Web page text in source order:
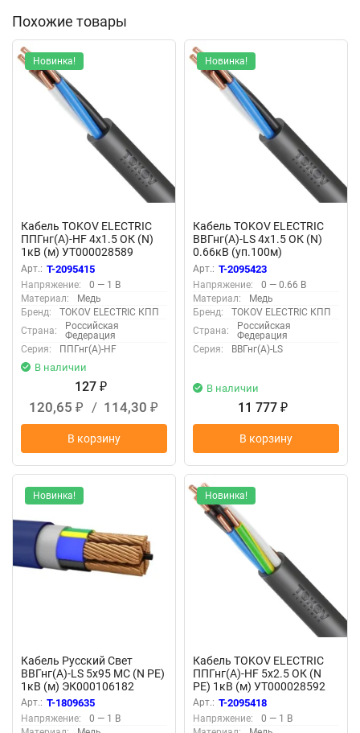
Похожие товары
Новинка!
Кабель TOKOV ELECTRIC
ППГнг(А)-HF 4х1.5 ОК (N)
1кВ (м) УТ000028589
Арт.: T-2095415
Напряжение:
0 — 1 В
Материал:
Медь
Бренд:
TOKOV ELECTRIC КПП
Страна:
Российская
Федерация
Серия:
ППГнг(А)-HF
В наличии
127 ₽
120,65 ₽ / 114,30 ₽
В корзину
Новинка!
Кабель TOKOV ELECTRIC
ВВГнг(А)-LS 4х1.5 ОК (N)
0.66кВ (уп.100м)
УТ000028424
Арт.: T-2095423
Напряжение:
0 — 0.66 В
Материал:
Медь
Бренд:
TOKOV ELECTRIC КПП
Страна:
Российская
Федерация
Серия:
ВВГнг(А)-LS
В наличии
11 777 ₽
В корзину
Новинка!
Кабель Русский Свет
ВВГнг(А)-LS 5х95 МС (N PE)
1кВ (м) ЭК000106182
Арт.: T-1809635
Напряжение:
0 — 1 В
Новинка!
Кабель TOKOV ELECTRIC
ППГнг(А)-HF 5х2.5 ОК (N
PE) 1кВ (м) УТ000028592
Арт.: T-2095418
Напряжение:
0 — 1 В